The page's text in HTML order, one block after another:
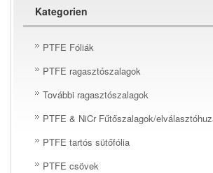
Kategorien
PTFE Fóliák
PTFE ragasztószalagok
További ragasztószalagok
PTFE & NiCr Fűtőszalagok/
PTFE tartós sütőfólia
PTFE csövek